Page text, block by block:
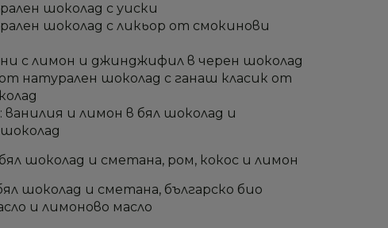
шоколад с уиски
шоколад с ликьор от смокинови
с лимон и джинджифил в черен шоколад
натурален шоколад с ганаш класик от
ванилия и лимон в бял шоколад и
шоколад и сметана, ром, кокос и лимон
шоколад и сметана, българско био
и лимоново масло